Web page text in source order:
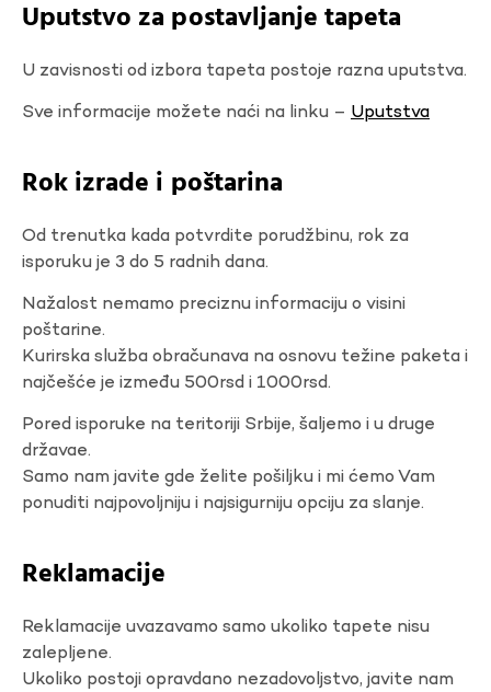
Uputstvo za postavljanje tapeta
U zavisnosti od izbora tapeta postoje razna uputstva.
Sve informacije možete naći na linku – Uputstva
Rok izrade i poštarina
Od trenutka kada potvrdite porudžbinu, rok za
isporuku je 3 do 5 radnih dana.
Nažalost nemamo preciznu informaciju o visini
poštarine.
Kurirska služba obračunava na osnovu težine paketa i
najčešće je između 500rsd i 1000rsd.
Pored isporuke na teritoriji Srbije, šaljemo i u druge
državae.
Samo nam javite gde želite pošiljku i mi ćemo Vam
ponuditi najpovoljniju i najsigurniju opciju za slanje.
Reklamacije
Reklamacije uvazavamo samo ukoliko tapete nisu
zalepljene.
Ukoliko postoji opravdano nezadovoljstvo, javite nam